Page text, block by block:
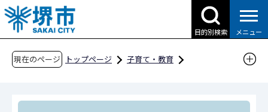
こ
の
ペ
目的別検索 メニュー
現在のページ トップページ
子育て・教育
相談したい